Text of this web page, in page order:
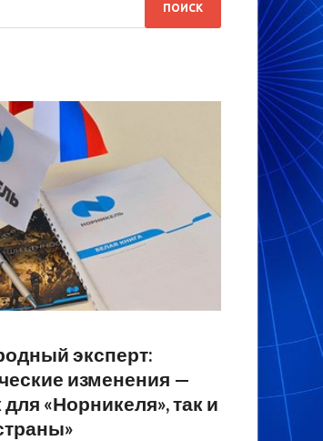
эксперт:
изменения —
«Норникеля», так и